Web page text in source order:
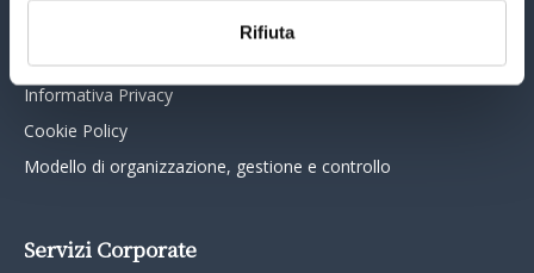
Rifiuta
Collabora con noi
Informativa Privacy
Cookie Policy
Modello di organizzazione, gestione e controllo
Servizi Corporate